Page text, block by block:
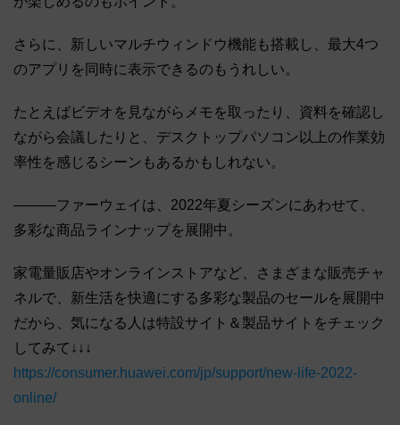
さらに、新しいマルチウィンドウ機能も搭載し、最大4つ
のアプリを同時に表示できるのもうれしい。
たとえばビデオを見ながらメモを取ったり、資料を確認し
ながら会議したりと、デスクトップパソコン以上の作業効
率性を感じるシーンもあるかもしれない。
―――ファーウェイは、2022年夏シーズンにあわせて、
多彩な商品ラインナップを展開中。
家電量販店やオンラインストアなど、さまざまな販売チャ
ネルで、新生活を快適にする多彩な製品のセールを展開中
だから、気になる人は特設サイト＆製品サイトをチェック
してみて↓↓↓
https://consumer.huawei.com/jp/support/new-life-2022-
online/